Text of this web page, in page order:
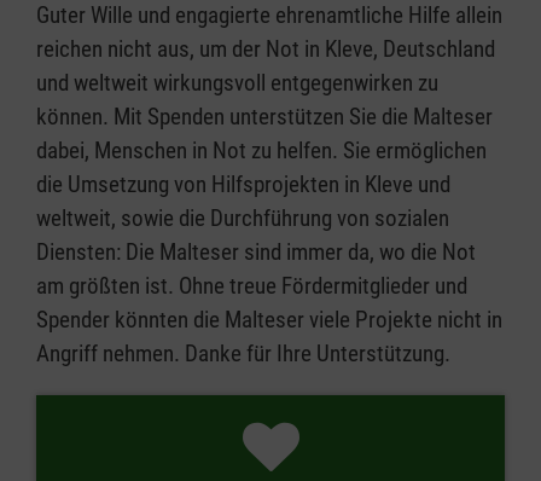
Guter Wille und engagierte ehrenamtliche Hilfe allein
reichen nicht aus, um der Not in Kleve, Deutschland
und weltweit wirkungsvoll entgegenwirken zu
können. Mit Spenden unterstützen Sie die Malteser
dabei, Menschen in Not zu helfen. Sie ermöglichen
die Umsetzung von Hilfsprojekten in Kleve und
weltweit, sowie die Durchführung von sozialen
Diensten: Die Malteser sind immer da, wo die Not
am größten ist. Ohne treue Fördermitglieder und
Spender könnten die Malteser viele Projekte nicht in
Angriff nehmen. Danke für Ihre Unterstützung.